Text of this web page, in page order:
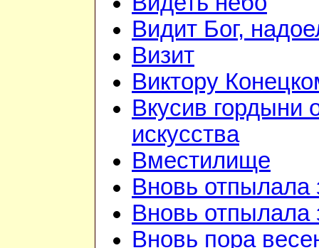
Видит Бог,
Визит
Виктору
Вкусив гордыни
искусства
Вместилище
Вновь отпылала
Вновь отпылала
Вновь пора